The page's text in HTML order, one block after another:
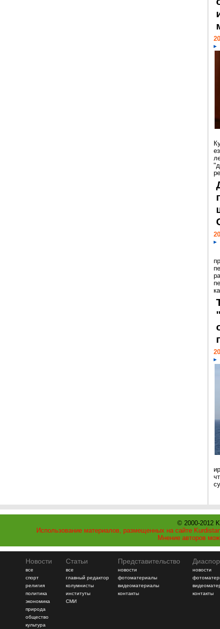
© 2000-2012
Использование материалов, размещенных на сайте
Мнение авторов
Новости
все
спорт
религия
политика
экономика
природа
общество
культура
Статьи
все
главный редактор
колумнисты
институты
СМИ
Представительство
новости
фотоматериалы
видеоматериалы
контакты
новости
контакты